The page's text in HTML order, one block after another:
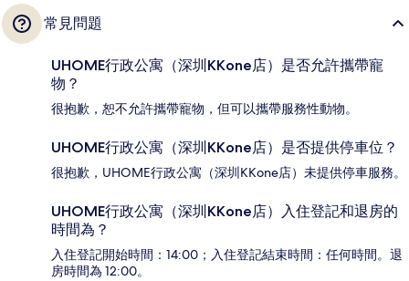
常見問題
UHOME行政公寓（深圳KKone店）是否允許攜帶寵
物？
很抱歉，恕不允許攜帶寵物，但可以攜帶服務性動物。
UHOME行政公寓（深圳KKone店）是否提供停車位？
很抱歉，UHOME行政公寓（深圳KKone店）未提供停車服務。
UHOME行政公寓（深圳KKone店）入住登記和退房的
時間為？
入住登記開始時間：14:00；入住登記結束時間：任何時間。退
房時間為 12:00。